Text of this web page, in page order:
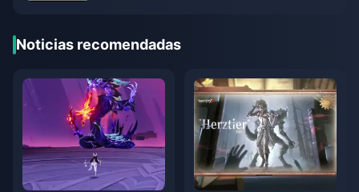
Noticias recomendadas